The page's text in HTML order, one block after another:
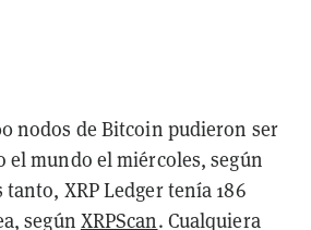
nodos de Bitcoin pudieron ser
el mundo el miércoles, según
tanto, XRP Ledger tenía 186
según XRPScan. Cualquiera